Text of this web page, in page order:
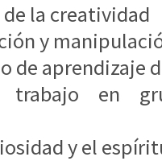
la creatividad
y
de aprendizaje
en
y el